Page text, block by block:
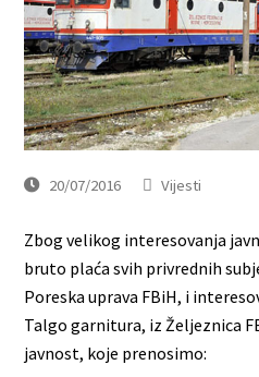
20/07/2016 Vijesti
Zbog velikog interesovanja
bruto plaća svih privrednih
Poreska uprava FBiH, i
Talgo garnitura, iz Željeznica
javnost, koje prenosimo: